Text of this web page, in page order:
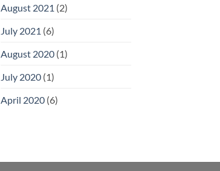
August 2021 (2)
July 2021 (6)
August 2020(1)
July 2020(1)
April 2020(6)